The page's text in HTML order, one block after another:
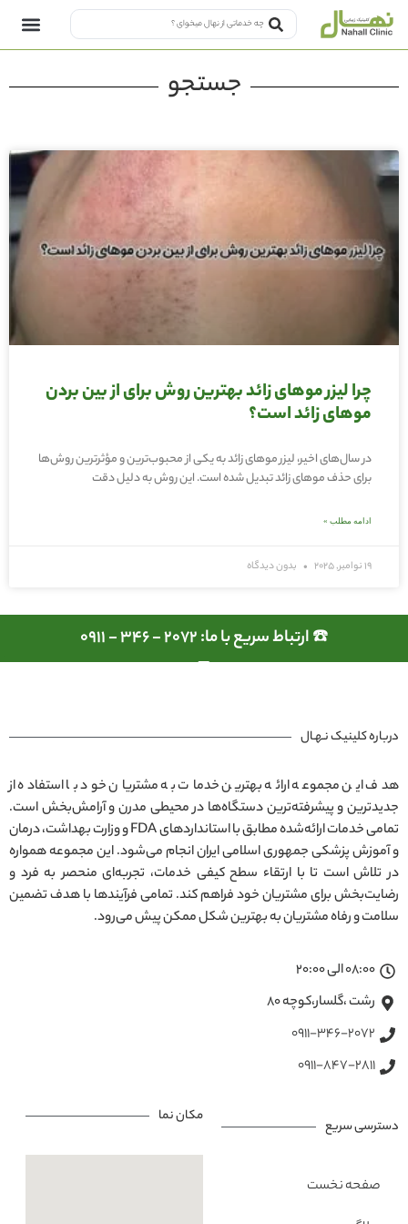
جستجو
چرا لیزر موهای زائد بهترین روش برای از بین بردن
موهای زائد است؟
در سال‌های اخیر، لیزر موهای زائد به یکی از محبوب‌ترین و مؤثرترین روش‌ها
برای حذف موهای زائد تبدیل شده است. این روش به دلیل دقت
ادامه مطلب »
19 نوامبر, 2025 بدون دیدگاه
☎️ ارتباط سریع با ما: 2072 - 346 - 0911
درباره کلینیک نـهـال
هدف این مجموعه ارائه بهترین خدمات به مشتریان خود با استفاده از
جدیدترین و پیشرفته‌ترین دستگاه‌ها در محیطی مدرن و آرامش‌بخش است.
تمامی خدمات ارائه‌شده مطابق با استانداردهای FDA و وزارت بهداشت، درمان
و آموزش پزشکی جمهوری اسلامی ایران انجام می‌شود. این مجموعه همواره
در تلاش است تا با ارتقاء سطح کیفی خدمات، تجربه‌ای منحصر به فرد و
رضایت‌بخش برای مشتریان خود فراهم کند. تمامی فرآیندها با هدف تضمین
سلامت و رفاه مشتریان به بهترین شکل ممکن پیش می‌رود.
08:00 الی 20:00
رشت ،گلسار،کوچه ۸۰
0911-346-2072
0911-847-2811
دسترسی سریع
صفحه نخست
مکان نما